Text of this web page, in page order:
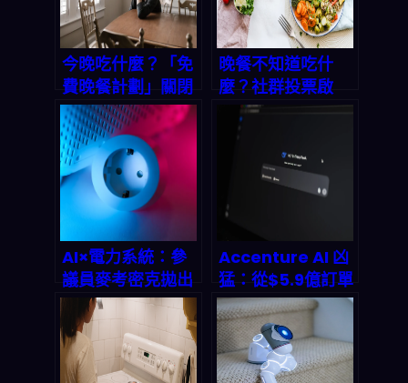
今晚吃什麼？「免
費晚餐計劃」關閉
後，我們如何用科
技找回三餐的溫暖
與省錢智慧
晚餐不知道吃什
麼？社群投票啟
發：一鍵生成三餸
一湯，解決忙碌家
庭的晚餐痛點
AI×電力系統：參
議員麥考密克拋出
「能源數位化」解
法，2026 起誰能
把電網排程玩得更
精準？
Accenture AI 凶
猛：從$5.9億訂單
窺見2026年諮詢
業的終極洗牌